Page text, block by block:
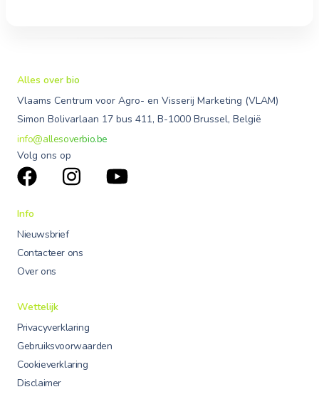
Alles over bio
Vlaams Centrum voor Agro- en Visserij Marketing (VLAM)
Simon Bolivarlaan 17 bus 411, B-1000 Brussel, België
info@allesoverbio.be
Volg ons op
Info
Nieuwsbrief
Contacteer ons
Over ons
Wettelijk
Privacyverklaring
Gebruiksvoorwaarden
Cookieverklaring
Disclaimer